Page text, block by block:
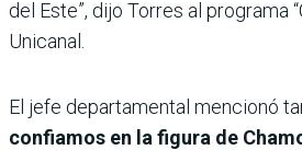
del Este”, dijo Torres al programa
Unicanal.
El jefe departamental mencionó
confiamos en la figura de